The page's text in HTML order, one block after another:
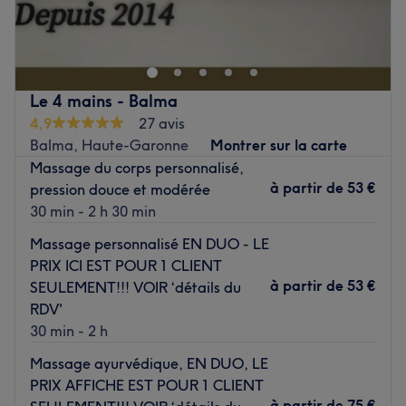
invitation à l'évasion et au soin de soi. Orane vous y
chaque protocole est pensé pour harmoniser le corps et
l'esprit dans un cadre calme et professionnel.
Transport public le plus proche
L'établissement est accessible via les transports en
commun de la ville, situé à environ dix minutes de marche
de l'arrêt de bus Borde Basse (Ligne 1), permettant aux
clients de Castres de s'y rendre facilement.
L'équipe
Orane, votre praticienne dédiée, vous reçoit avec une
bienveillance naturelle et une grande écoute. Experte
dans l'art du massage et des soins cutanés, elle adapte
ses gestes à vos besoins spécifiques pour vous offrir un
moment de détente profonde et des résultats visibles.
Nos coups de cœur :
Le 4 mains - Balma
4,9
27 avis
Balma, Haute-Garonne
Montrer sur la carte
Massage du corps personnalisé,
pression douce et modérée
30 min - 2 h 30 min
à partir de 53 €
Massage personnalisé EN DUO - LE
PRIX ICI EST POUR 1 CLIENT
SEULEMENT!!! VOIR ‘détails du
RDV'
30 min - 2 h
à partir de 53 €
Massage ayurvédique, EN DUO, LE
PRIX AFFICHE EST POUR 1 CLIENT